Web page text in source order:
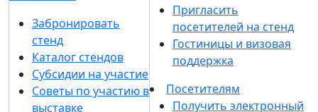
Забронировать
стенд
Каталог стендов
Субсидии на участие
Советы по участию в
выставке
Пригласить
посетителей на стенд
Гостиницы и визовая
поддержка
Посетителям
Получить электронный